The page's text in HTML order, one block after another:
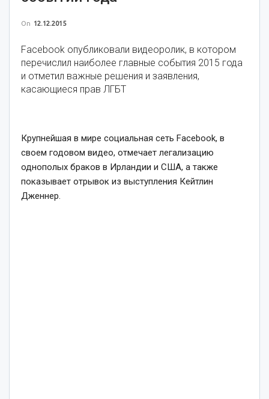
On 12.12.2015
Facebook опубликовали видеоролик, в котором
перечислил наиболее главные события 2015 года
и отметил важные решения и заявления,
касающиеся прав ЛГБТ
Крупнейшая в мире социальная сеть Facebook, в
своем годовом видео, отмечает легализацию
однополых браков в Ирландии и США, а также
показывает отрывок из выступления Кейтлин
Дженнер.